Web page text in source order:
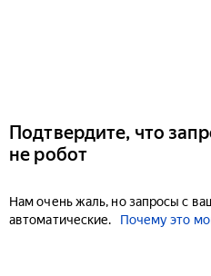
Подтвердите, что
не робот
Нам очень жаль, но запросы с
автоматические.
Почему это